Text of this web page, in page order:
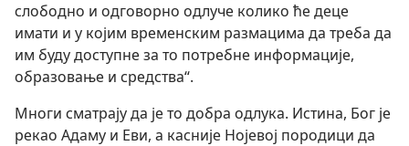
слободно и одговорно одлуче колико ће деце
имати и у којим временским размацима да треба да
им буду доступне за то потребне информације,
образовање и средства“.
Многи сматрају да је то добра одлука. Истина, Бог је
рекао Адаму и Еви, а касније Нојевој породици да